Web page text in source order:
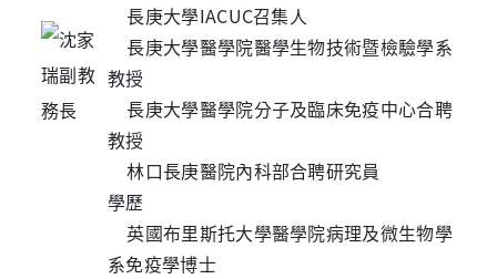
長庚大學IACUC召集人
長庚大學醫學院醫學生物技術暨檢驗學系
教授
長庚大學醫學院分子及臨床免疫中心合聘
教授
林口長庚醫院內科部合聘研究員
學歷
英國布里斯托大學醫學院病理及微生物學
系免疫學博士